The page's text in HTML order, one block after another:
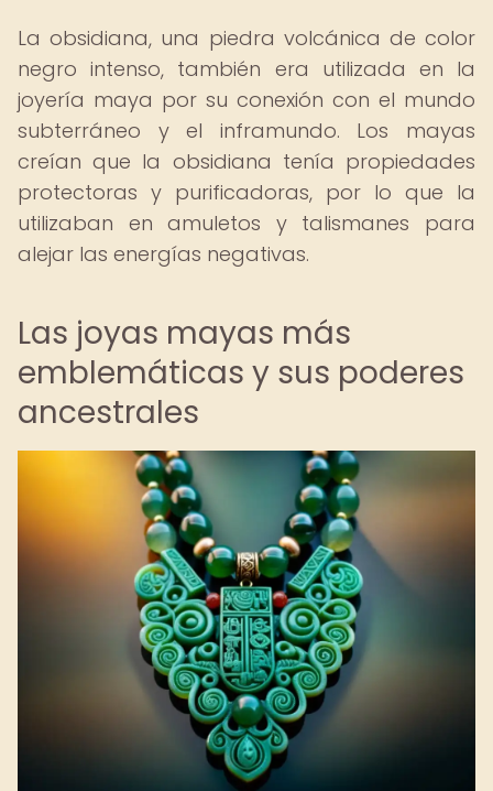
La obsidiana, una piedra volcánica de color
negro intenso, también era utilizada en la
joyería maya por su conexión con el mundo
subterráneo y el inframundo. Los mayas
creían que la obsidiana tenía propiedades
protectoras y purificadoras, por lo que la
utilizaban en amuletos y talismanes para
alejar las energías negativas.
Las joyas mayas más
emblemáticas y sus poderes
ancestrales